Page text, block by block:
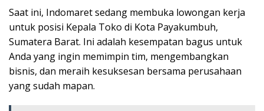
Saat ini, Indomaret sedang membuka lowongan kerja
untuk posisi Kepala Toko di Kota Payakumbuh,
Sumatera Barat. Ini adalah kesempatan bagus untuk
Anda yang ingin memimpin tim, mengembangkan
bisnis, dan meraih kesuksesan bersama perusahaan
yang sudah mapan.